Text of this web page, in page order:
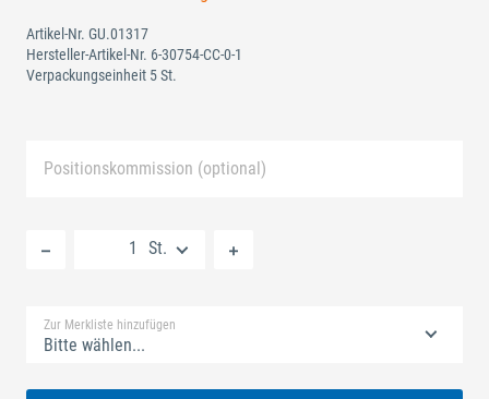
Artikel-Nr. GU.01317
Hersteller-Artikel-Nr. 6-30754-CC-0-1
Verpackungseinheit 5 St.
Positionskommission (optional)
St.
Zur Merkliste hinzufügen
Bitte wählen...